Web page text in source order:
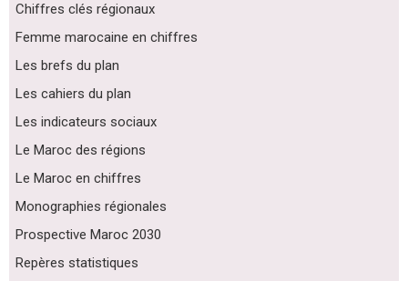
Chiffres clés régionaux
Femme marocaine en chiffres
Les brefs du plan
Les cahiers du plan
Les indicateurs sociaux
Le Maroc des régions
Le Maroc en chiffres
Monographies régionales
Prospective Maroc 2030
Repères statistiques